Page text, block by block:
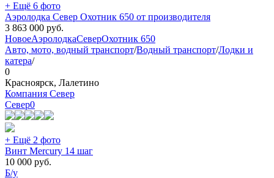
+ Ещё 6 фото
Аэролодка Север Охотник 650 от производителя
3 863 000 руб.
НовоеАэролодкаСеверОхотник 650
Авто, мото, водный транспорт/Водный транспорт/Лодки и
катера/
0
Красноярск, Лалетино
Компания Север
Север0
+ Ещё 2 фото
Винт Mercury 14 шаг
10 000 руб.
Б/у